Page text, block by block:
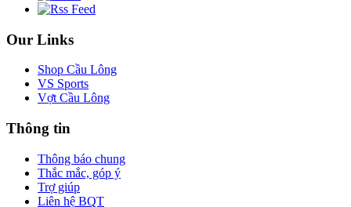
Our Links
Shop Cầu Lông
VS Sports
Vợt Cầu Lông
Thông tin
Thông báo chung
Thắc mắc, góp ý
Trợ giúp
Liên hệ BQT